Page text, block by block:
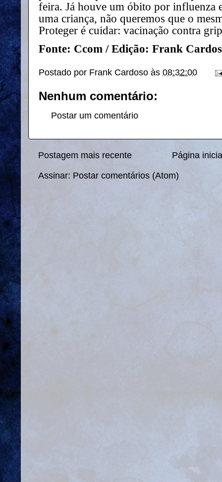
feira. Já houve um óbito por influenza
uma criança, não queremos que o
Proteger é cuidar: vacinação contra
Fonte: Ccom / Edição: Frank
Postado por Frank Cardoso às 08:32:00
Nenhum comentário:
Postar um comentário
Postagem mais recente Página
Assinar: Postar comentários (Atom)